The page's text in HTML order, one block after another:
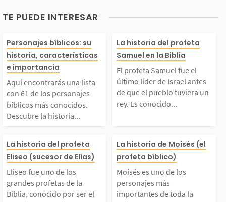
TE PUEDE INTERESAR
encontrarás una
con 61 de los per
bíblicos más c
Descubre la
de ellos, quié
fueron y por qué s
Personajes bíblicos: su
historia, características
e importancia
Aquí encontrarás una lista
con 61 de los personajes
bíblicos más conocidos.
Descubre la historia...
El profeta
el último líder
el antes de
blo tuviera un
conocido
mo de los
La historia del profeta
Samuel en la Biblia
El profeta Samuel fue el
último líder de Israel antes
de que el pueblo tuviera un
rey. Es conocido...
fue uno de los
profetas de la
La historia del profeta
Eliseo (sucesor de Elías)
Eliseo fue uno de los
grandes profetas de la
Biblia, conocido por ser el
Moisés es uno
ersonajes más
La historia de Moisés (el
profeta bíblico)
Moisés es uno de los
personajes más
importantes de toda la